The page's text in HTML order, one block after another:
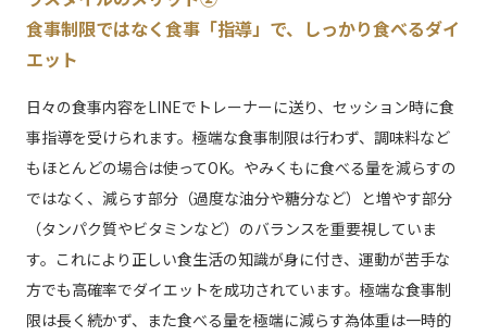
食事制限ではなく食事「指導」で、しっかり食べるダイ
エット
日々の食事内容をLINEでトレーナーに送り、セッション時に食
事指導を受けられます。極端な食事制限は行わず、調味料など
もほとんどの場合は使ってOK。やみくもに食べる量を減らすの
ではなく、減らす部分（過度な油分や糖分など）と増やす部分
（タンパク質やビタミンなど）のバランスを重要視していま
す。これにより正しい食生活の知識が身に付き、運動が苦手な
方でも高確率でダイエットを成功されています。極端な食事制
限は長く続かず、また食べる量を極端に減らす為体重は一時的